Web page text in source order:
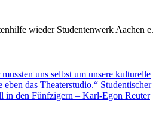
wieder Studentenwerk Aachen e.
uns selbst um unsere kulturelle
das Theaterstudio.“ Studentischer
in den Fünfzigern – Karl-Egon Reuter